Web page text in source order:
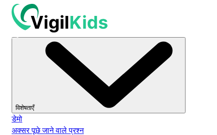
विशेषताएँ
डेमो
अक्सर पूछे जाने वाले प्रश्न